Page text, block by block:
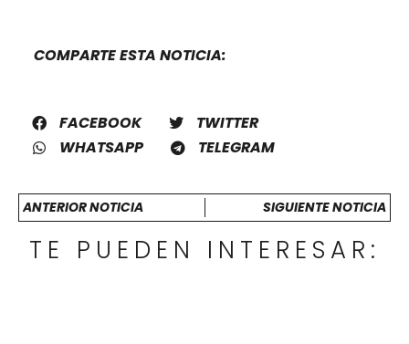
COMPARTE ESTA NOTICIA:
FACEBOOK
TWITTER
WHATSAPP
TELEGRAM
ANTERIOR NOTICIA SIGUIENTE NOTICIA
TE PUEDEN INTERESAR: